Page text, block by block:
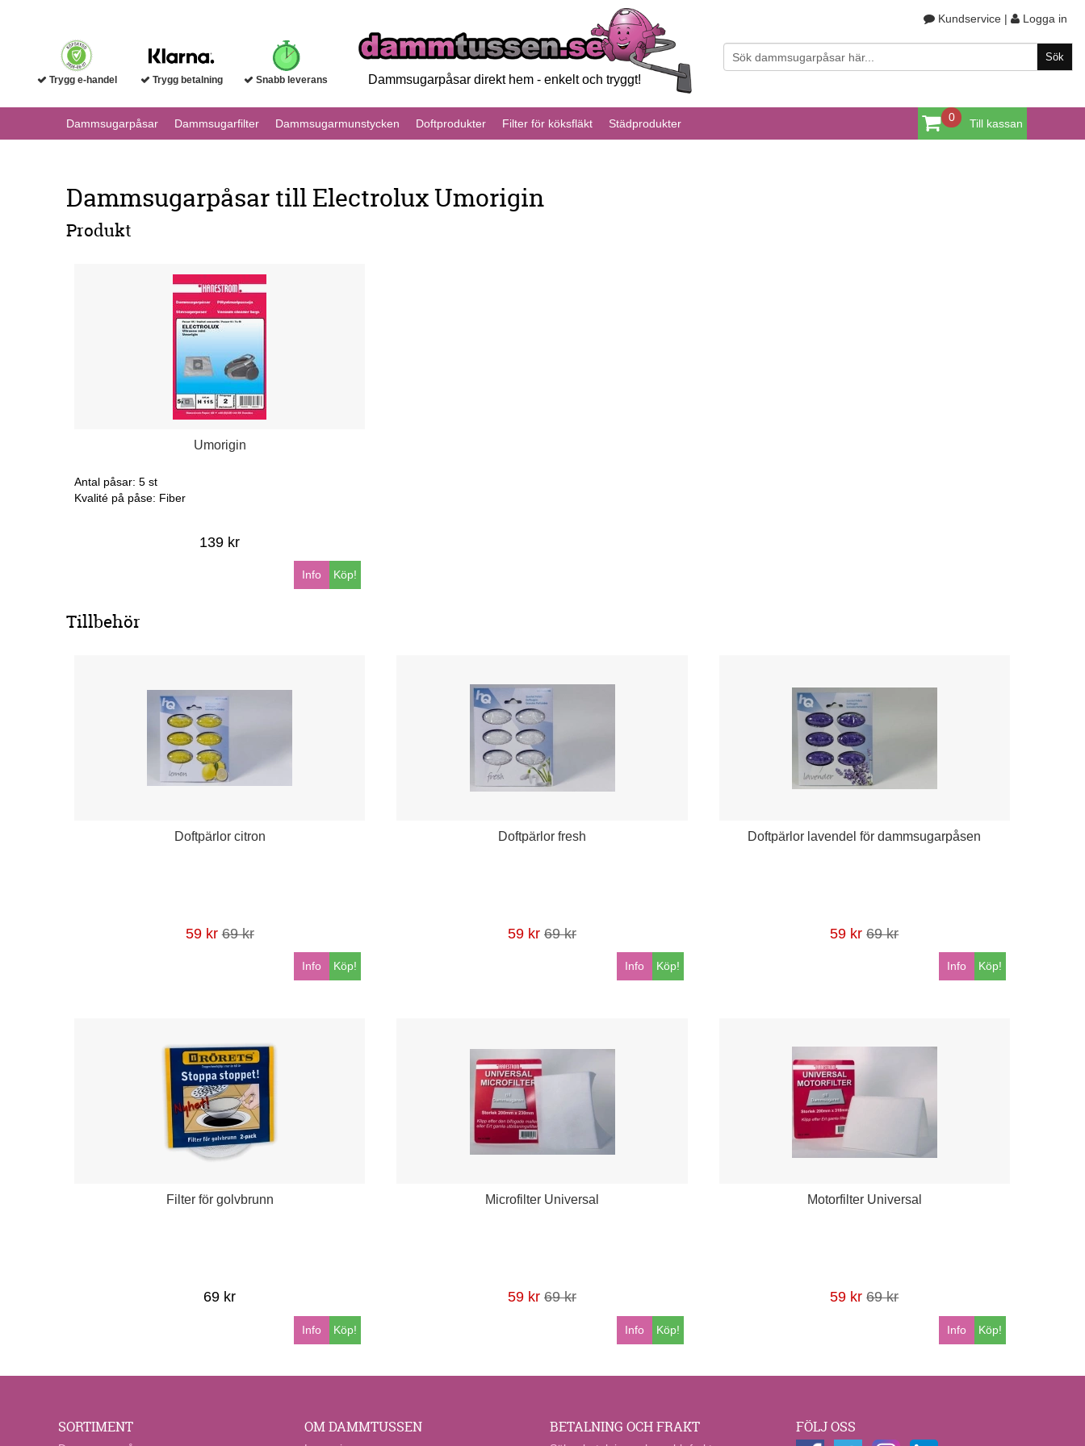
Dammsugarpåsar direkt hem - enkelt och tryggt!
Trygg e-handel Trygg betalning Snabb leverans
Kundservice | Logga in
0 Till kassan
Dammsugarpåsar Dammsugarfilter Dammsugarmunstycken Doftprodukter Filter för köksfläkt Städprodukter
Dammsugarpåsar till Electrolux Umorigin
Produkt
Umorigin
Antal påsar: 5 st
Kvalité på påse: Fiber
139 kr
Köp!
Info
Tillbehör
Doftpärlor citron
59 kr 69 kr
Köp!
Info
Doftpärlor fresh
59 kr 69 kr
Köp!
Info
Doftpärlor lavendel för dammsugarpåsen
59 kr 69 kr
Köp!
Info
Filter för golvbrunn
69 kr
Köp!
Info
Microfilter Universal
59 kr 69 kr
Köp!
Info
Motorfilter Universal
59 kr 69 kr
Köp!
Info
SORTIMENT OM DAMMTUSSEN BETALNING OCH FRAKT FÖLJ OSS